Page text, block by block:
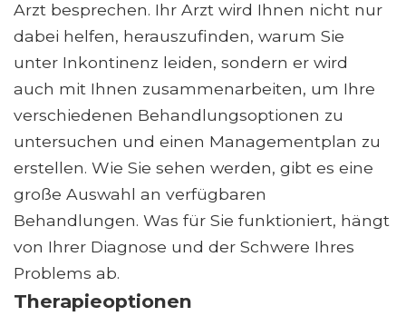
Arzt besprechen. Ihr Arzt wird Ihnen nicht nur
dabei helfen, herauszufinden, warum Sie
unter Inkontinenz leiden, sondern er wird
auch mit Ihnen zusammenarbeiten, um Ihre
verschiedenen Behandlungsoptionen zu
untersuchen und einen Managementplan zu
erstellen. Wie Sie sehen werden, gibt es eine
große Auswahl an verfügbaren
Behandlungen. Was für Sie funktioniert, hängt
von Ihrer Diagnose und der Schwere Ihres
Problems ab.
Therapieoptionen